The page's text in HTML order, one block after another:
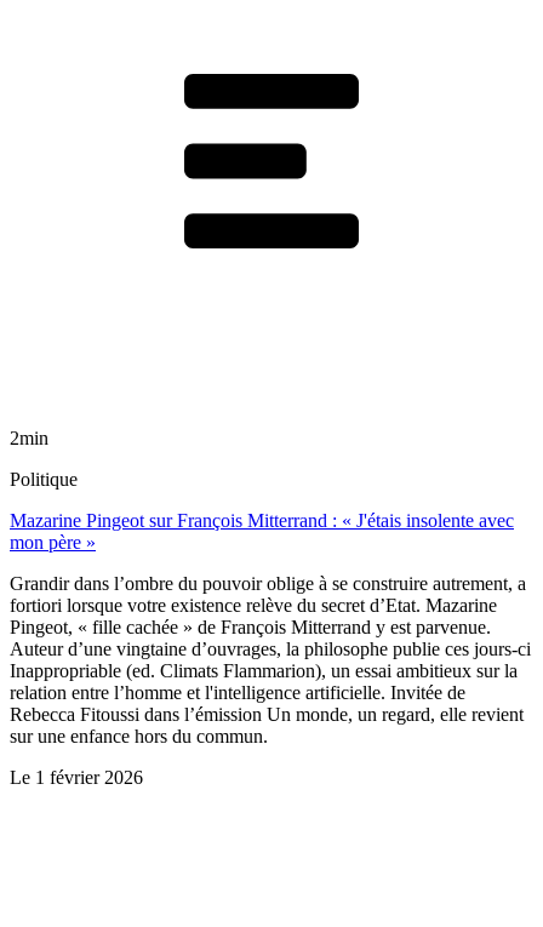
2min
Politique
Mazarine Pingeot sur François Mitterrand : « J'étais insolente avec
mon père »
Grandir dans l’ombre du pouvoir oblige à se construire autrement, a
fortiori lorsque votre existence relève du secret d’Etat. Mazarine
Pingeot, « fille cachée » de François Mitterrand y est parvenue.
Auteur d’une vingtaine d’ouvrages, la philosophe publie ces jours-ci
Inappropriable (ed. Climats Flammarion), un essai ambitieux sur la
relation entre l’homme et l'intelligence artificielle. Invitée de
Rebecca Fitoussi dans l’émission Un monde, un regard, elle revient
sur une enfance hors du commun.
Le 1 février 2026